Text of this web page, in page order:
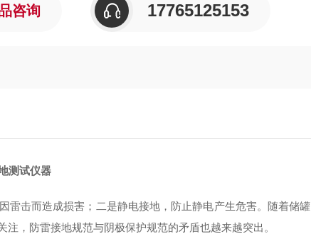
咨询 17765125153
测试仪器
雷击而造成损害；二是静电接地，防止静电产生危害。随着储
，防雷接地规范与阴极保护规范的矛盾也越来越突出。